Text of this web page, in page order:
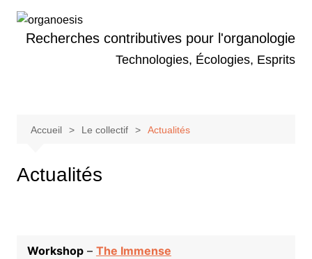
contenuRecherches contributives pour l'organologie
Technologies, Écologies, Esprits
Accueil Le collectif Actualités
Actualités
Workshop– The Immense